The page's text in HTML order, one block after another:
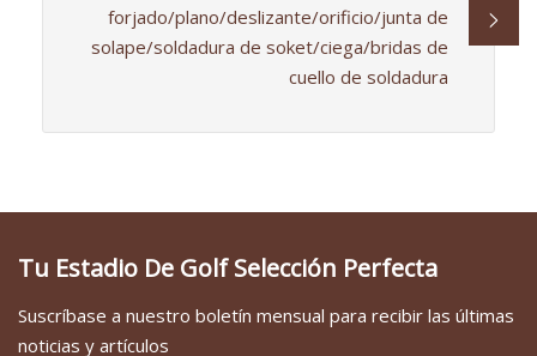
forjado/plano/deslizante/orificio/junta de
solape/soldadura de soket/ciega/bridas de
cuello de soldadura
Tu Estadio De Golf Selección Perfecta
Suscríbase a nuestro boletín mensual para recibir las últimas
noticias y artículos